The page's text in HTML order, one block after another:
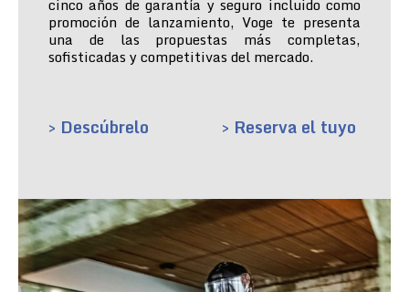
cinco años de garantía y seguro incluido como
promoción de lanzamiento, Voge te presenta
una de las propuestas más completas,
sofisticadas y competitivas del mercado.
> Descúbrelo > Reserva el tuyo